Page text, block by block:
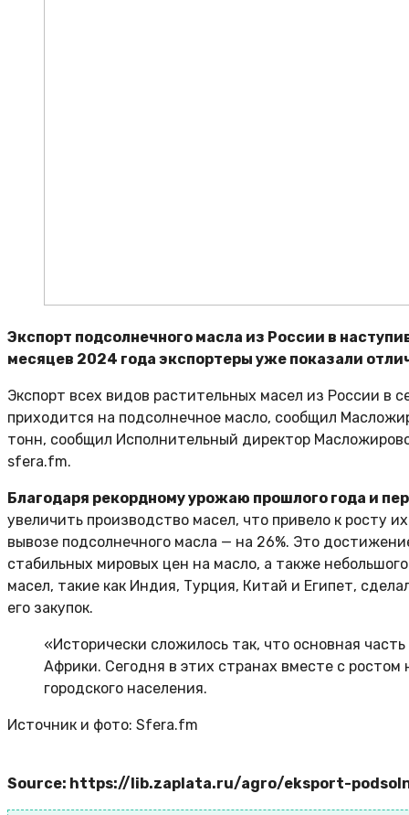
Экспорт подсолнечного масла из России в
месяцев 2024 года экспортеры уже показали
Экспорт всех видов растительных масел из России в
приходится на подсолнечное масло, сообщил
тонн, сообщил Исполнительный директор
sfera.fm.
Благодаря рекордному урожаю прошлого года и
увеличить производство масел, что привело к росту
вывозе подсолнечного масла — на 26%. Это
стабильных мировых цен на масло, а также
масел, такие как Индия, Турция, Китай и Египет,
его закупок.
«Исторически сложилось так, что основная
Африки. Сегодня в этих странах вместе с
городского населения.
Источник и фото: Sfera.fm
Source: https://lib.zaplata.ru/agro/eksport-